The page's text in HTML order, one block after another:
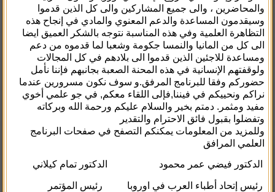
والمحاضرين ، والى جميع المشاركين والى كل الذين قدموا
وسيقدمون المساعدة والدعم المعنوي والمادي في إنجاح هذه
التظاهرة العلمية وفي هذه المناسبة نتوجه بالشكر العميق ايضا
الى كل من المانيا والنمسا جكومة وشعبا لما قدموه من دعم
ومساعدة للاجئين الذين قدموا الى بلادهم في كل المجالات
ولوقفتهم الإنسانية في هذه المحنة الصعبة بجانبهم فإننا نأمل
حضوركم وفقا للبرنامج المرفق.و سوف نكون مسرورين عندما
نراكم ونحييكم في فيننا,فإلى اللقاء معكم, في جو علمي أخوي
مفيد ومثمر. دمتم بخير والسلام عليكم ورحمة الله وبركاته
وتفضلوا بقبول فائق الاحترام والتقدير
وللمزيد من المعلومات يمكنكم التصفح في صفحات البرنامج
العلمي المرافق
الدكتور فيضي عمر محمود
الدكتور تمام كيلاني
رئيس إتحاد أطباء العرب في اوروبا رئيس المؤتمر